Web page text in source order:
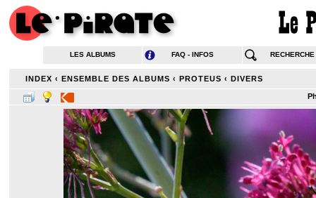
LES ALBUMS FAQ - INFOS RECHERCHE
INDEX ‹ ENSEMBLE DES ALBUMS ‹ PROTEUS ‹ DIVERS